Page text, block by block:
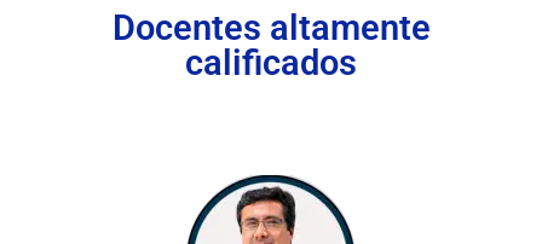
Docentes altamente
calificados